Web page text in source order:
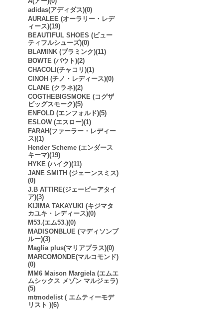
adidas(アディダス)(0)
AURALEE (オーラリー・レデ
ィース)(19)
BEAUTIFUL SHOES (ビュー
ティフルシューズ)(0)
BLAMINK (ブラミンク)(11)
BOWTE (バウト)(2)
CHACOLI(チャコリ)(1)
CINOH (チノ・レディース)(0)
CLANE (クラネ)(2)
COGTHEBIGSMOKE (コグザ
ビッグスモーク)(5)
ENFOLD (エンフォルド)(5)
ESLOW (エスロー)(1)
FARAH(ファーラー・レディー
ス)(1)
Hender Scheme (エンダース
キーマ)(19)
HYKE (ハイク)(11)
JANE SMITH (ジェーンスミス)
(0)
J.B ATTIRE(ジェービーアタイ
ア)(3)
KIJIMA TAKAYUKI (キジマタ
カユキ・レディース)(0)
M53.(エム53.)(0)
MADISONBLUE (マディソンブ
ルー)(3)
Maglia plus(マリアプラス)(0)
MARCOMONDE(マルコモンド)
(0)
MM6 Maison Margiela (エムエ
ムシックス メゾン マルジェラ)
(5)
mtmodelist ( エムティーモデ
リスト )(6)